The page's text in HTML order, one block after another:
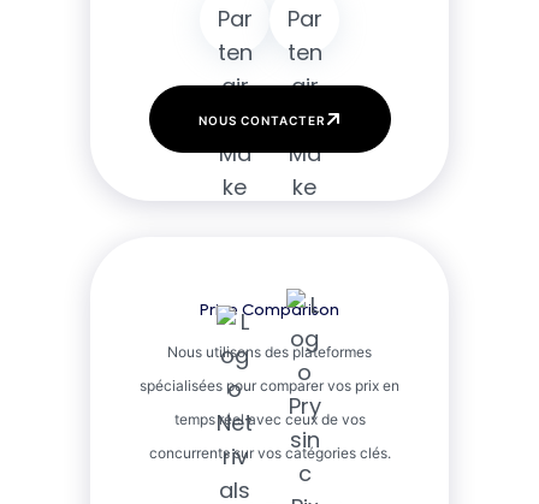
NOUS CONTACTER
Price Comparison
Nous utilisons des plateformes
spécialisées pour comparer vos prix en
temps réel avec ceux de vos
concurrents sur vos catégories clés.